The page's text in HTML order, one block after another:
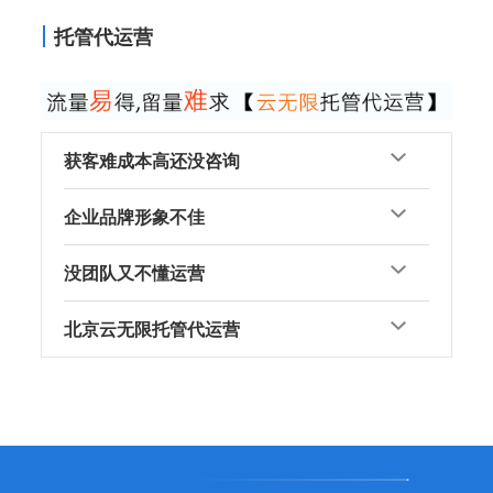
托管代运营
获客难成本高还没咨询
企业品牌形象不佳
没团队又不懂运营
北京云无限托管代运营